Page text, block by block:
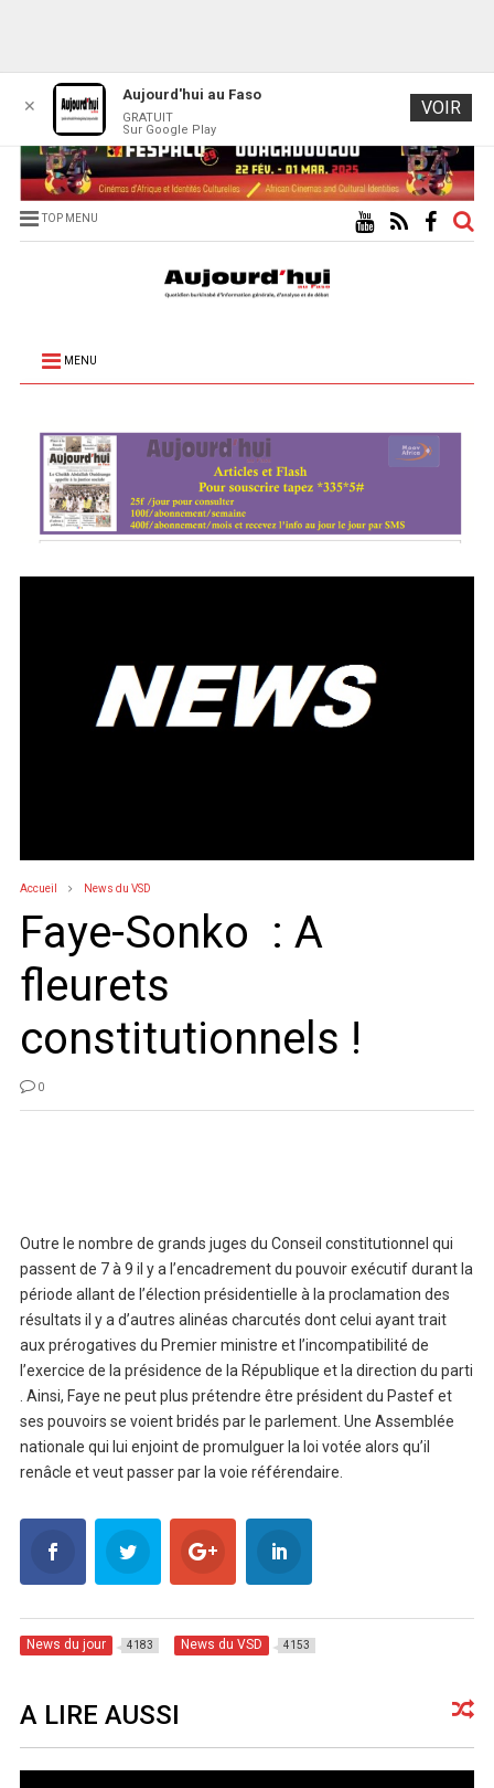
TOP MENU
MENU
Accueil News du VSD
Faye-Sonko : A
fleurets
constitutionnels !
0
Outre le nombre de grands juges du Conseil constitutionnel qui
passent de 7 à 9 il y a l’encadrement du pouvoir exécutif durant la
période allant de l’élection présidentielle à la proclamation des
résultats il y a d’autres alinéas charcutés dont celui ayant trait
aux prérogatives du Premier ministre et l’incompatibilité de
l’exercice de la présidence de la République et la direction du parti
. Ainsi, Faye ne peut plus prétendre être président du Pastef et
ses pouvoirs se voient bridés par le parlement. Une Assemblée
nationale qui lui enjoint de promulguer la loi votée alors qu’il
renâcle et veut passer par la voie référendaire.
News du jour 4183 News du VSD 4153
A LIRE AUSSI
✕
Aujourd'hui au Faso
GRATUIT
Sur Google Play
VOIR